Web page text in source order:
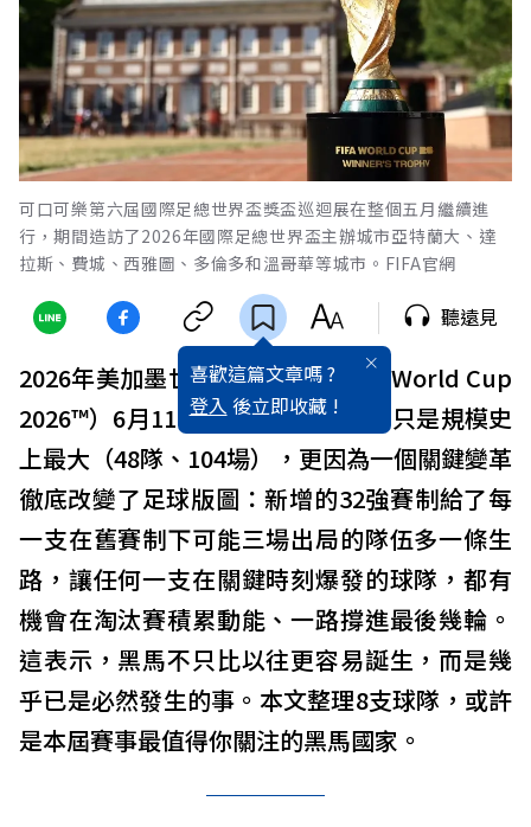
可口可樂第六屆國際足總世界盃獎盃巡迴展在整個五月繼續進
行，期間造訪了2026年國際足總世界盃主辦城市亞特蘭大、達
拉斯、費城、西雅圖、多倫多和溫哥華等城市。FIFA官網
喜歡這篇文章嗎 ?
登入 後立即收藏 !
聽遠見
2026年美加墨世界盃足球賽（FIFA World Cup
2026™）6月11日開踢，這屆賽事不只是規模史
上最大（48隊、104場），更因為一個關鍵變革
徹底改變了足球版圖：新增的32強賽制給了每
一支在舊賽制下可能三場出局的隊伍多一條生
路，讓任何一支在關鍵時刻爆發的球隊，都有
機會在淘汰賽積累動能、一路撐進最後幾輪。
這表示，黑馬不只比以往更容易誕生，而是幾
乎已是必然發生的事。本文整理8支球隊，或許
是本屆賽事最值得你關注的黑馬國家。